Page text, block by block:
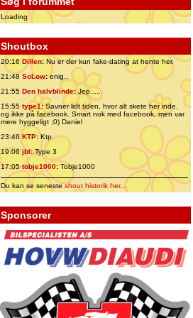
Loading
Shoutbox
20:16 Dillen: Nu er der kun fake-dating at hente her.
21:48 SoLow:enig..
21:55 Den halvblinde:Jep.....
15:55 type1:Savner lidt tiden, hvor alt skete her inde,
og ikke på facebook. Smart nok med facebook, men var
mere hyggeligt ;0) Daniel
23:46 KTP:Ktp
19:06jbl:Type 3
17:05tobje1000: Tobje1000
Du kan se senesteshout historik her...
Sponsorer